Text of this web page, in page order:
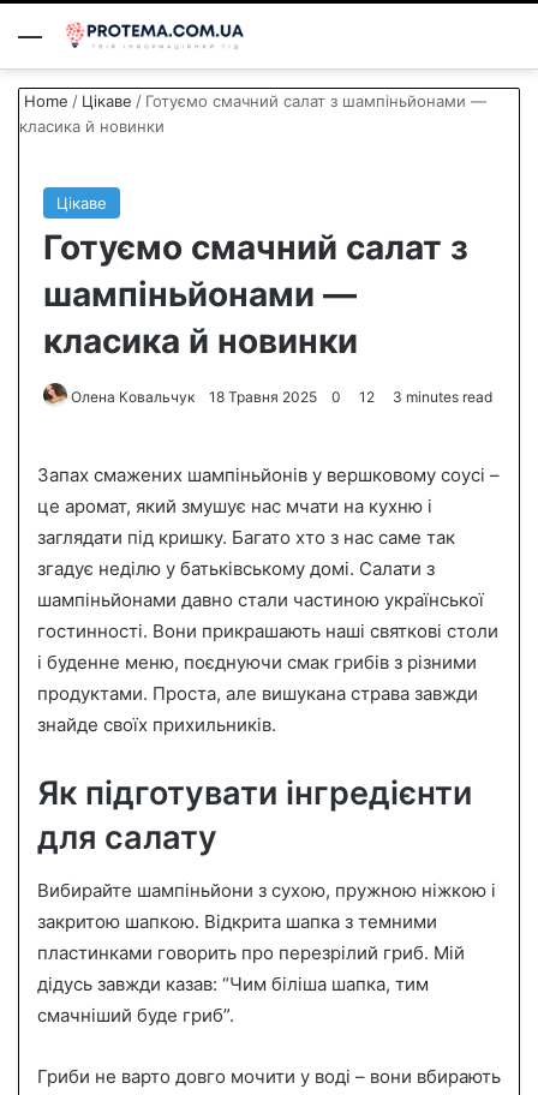
Menu
Home / Цікаве / Готуємо смачний салат з шампіньйонами —
класика й новинки
Цікаве
Готуємо смачний салат з
шампіньйонами —
класика й новинки
Олена Ковальчук
d
a
n
e
m
a
i
18 Травня 2025 0 12 3 minutes read
Запах смажених шампіньйонів у вершковому соусі –
це аромат, який змушує нас мчати на кухню і
заглядати під кришку. Багато хто з нас саме так
згадує неділю у батьківському домі. Салати з
шампіньйонами давно стали частиною української
гостинності. Вони прикрашають наші святкові столи
і буденне меню, поєднуючи смак грибів з різними
продуктами. Проста, але вишукана страва завжди
знайде своїх прихильників.
Як підготувати інгредієнти
для салату
Вибирайте шампіньйони з сухою, пружною ніжкою і
закритою шапкою. Відкрита шапка з темними
пластинками говорить про перезрілий гриб. Мій
дідусь завжди казав: “Чим біліша шапка, тим
смачніший буде гриб”.
Гриби не варто довго мочити у воді – вони вбирають